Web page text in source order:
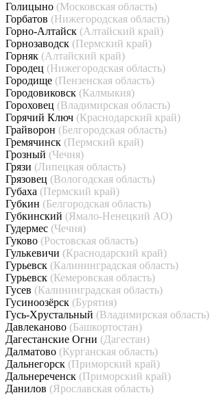
Голицыно (Московская область)
Горбатов (Нижегородская область)
Горно-Алтайск (Алтайский край)
Горнозаводск (Пермский край)
Горняк (Алтайский край)
Городец (Нижегородская область)
Городище (Пензенская область)
Городовиковск (Калмыкия)
Гороховец (Владимирская область)
Горячий Ключ (Краснодарский край)
Грайворон (Белгородская область)
Гремячинск (Пермский край)
Грозный (Чечня)
Грязи (Липецкая область)
Грязовец (Вологодская область)
Губаха (Пермский край)
Губкин (Белгородская область)
Губкинский (Ямало-Ненецкий АО)
Гудермес (Чечня)
Гуково (Ростовская область)
Гулькевичи (Краснодарский край)
Гурьевск (Калининградская область)
Гурьевск (Кемеровская область)
Гусев (Калининградская область)
Гусиноозёрск (Бурятия)
Гусь-Хрустальный (Владимирская область)
Давлеканово (Башкортостан)
Дагестанские Огни (Дагестан)
Далматово (Курганская область)
Дальнегорск (Приморский край)
Дальнереченск (Приморский край)
Данилов (Ярославская область)